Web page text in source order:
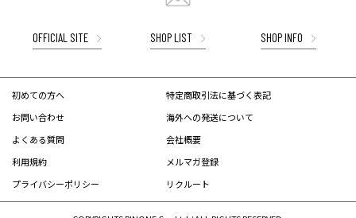
OFFICIAL SITE SHOP LIST SHOP INFO
初めての方へ
お問い合わせ
よくある質問
利用規約
プライバシーポリシー
特定商取引法に基づく表記
海外への発送について
会社概要
メルマガ登録
リクルート